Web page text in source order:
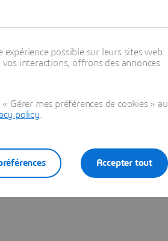
possible sur leurs sites web.
interactions, offrons des annonces
Gérer mes préférences de cookies » au
policy
Accepter tout